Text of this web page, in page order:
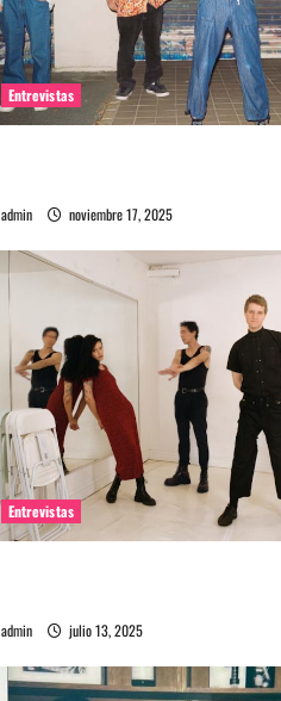
Entrevistas
admin noviembre 17, 2025
Entrevistas
admin julio 13, 2025